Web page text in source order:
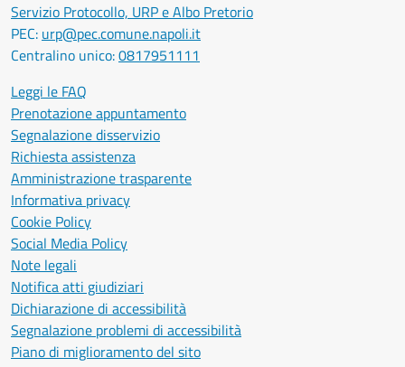
Servizio Protocollo, URP e Albo Pretorio
PEC: urp@pec.comune.napoli.it
Centralino unico:0817951111
Leggi le FAQ
Prenotazione appuntamento
Segnalazione disservizio
Richiesta assistenza
Amministrazione trasparente
Informativa privacy
Cookie Policy
Social Media Policy
Note legali
Notifica atti giudiziari
Dichiarazione di accessibilità
Segnalazione problemi di accessibilità
Piano di miglioramento del sito